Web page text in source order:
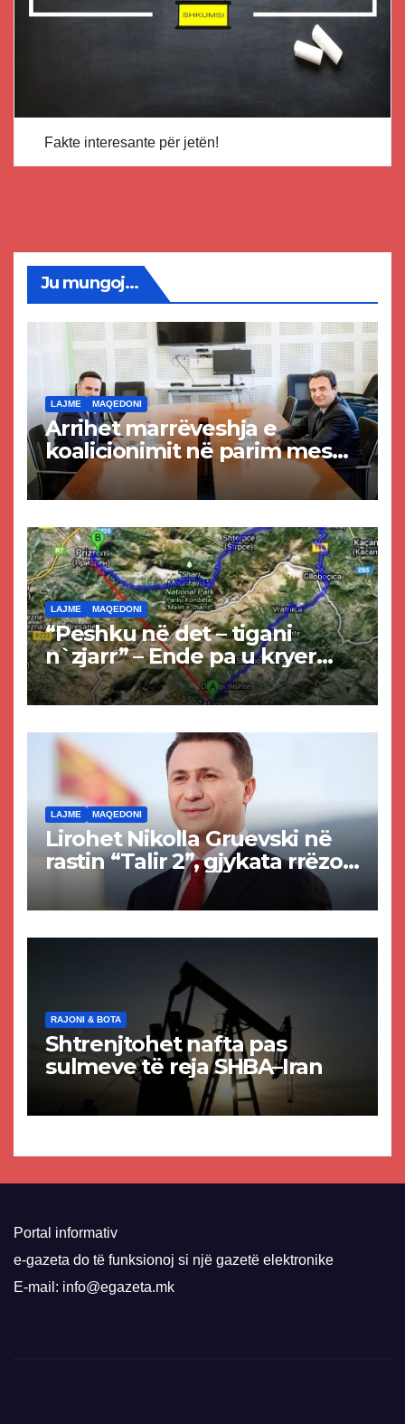
Fakte interesante për jetën!
Ju mungoj...
LAJME MAQEDONI
Arrihet marrëveshja e
koalicionimit në parim mes
Kurtit dhe Abdixhikut
LAJME MAQEDONI
“Peshku në det – tigani
n`zjarr” – Ende pa u kryer
projekti i tunelit, komuna e
Tetovës nis punimet për
LAJME MAQEDONI
Lirohet Nikolla Gruevski në
rastin “Talir 2”, gjykata rrëzon
akuzat për ndërtimin e
paligjshëm të selisë së
RAJONI & BOTA
Shtrenjtohet nafta pas
sulmeve të reja SHBA–Iran
Portal informativ
e-gazeta do të funksionoj si një gazetë elektronike
E-mail: info@egazeta.mk